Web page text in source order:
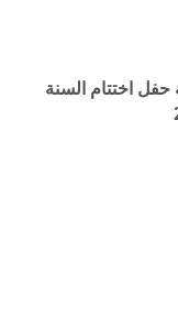
حفل اختتام السنة